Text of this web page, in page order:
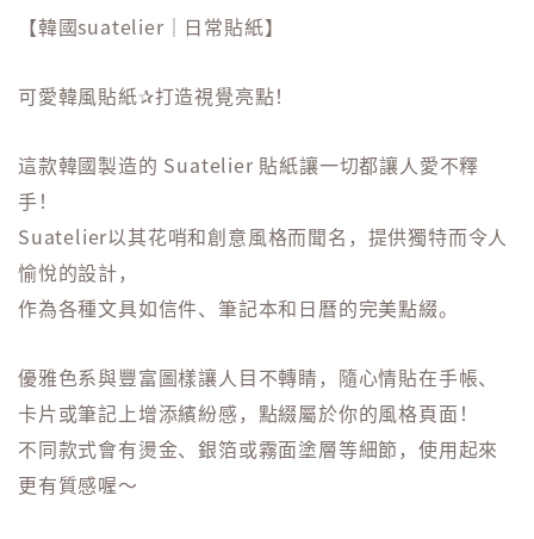
【韓國suatelier｜日常貼紙】
可愛韓風貼紙✰打造視覺亮點！
這款韓國製造的 Suatelier 貼紙讓一切都讓人愛不釋
手！
Suatelier以其花哨和創意風格而聞名，提供獨特而令人
愉悅的設計，
作為各種文具如信件、筆記本和日曆的完美點綴。
優雅色系與豐富圖樣讓人目不轉睛，隨心情貼在手帳、
卡片或筆記上增添繽紛感，點綴屬於你的風格頁面！
不同款式會有燙金、銀箔或霧面塗層等細節，使用起來
更有質感喔～